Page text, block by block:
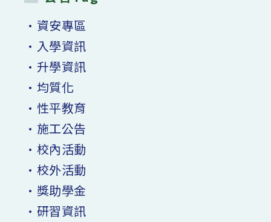
•資安專區
•入學資訊
•升學資訊
•均質化
•性平教育
•施工公告
•校內活動
•校外活動
•獎助學金
•研習資訊